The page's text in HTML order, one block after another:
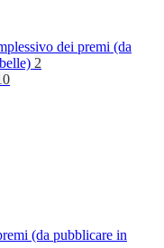
dei premi (da
2
(da pubblicare in